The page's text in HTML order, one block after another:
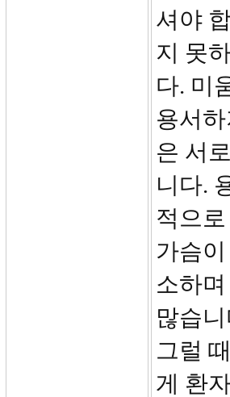
셔야
지 못
다. 미
용서
은 서
니다.
적으
가슴
소하
많습
그럴
게 환